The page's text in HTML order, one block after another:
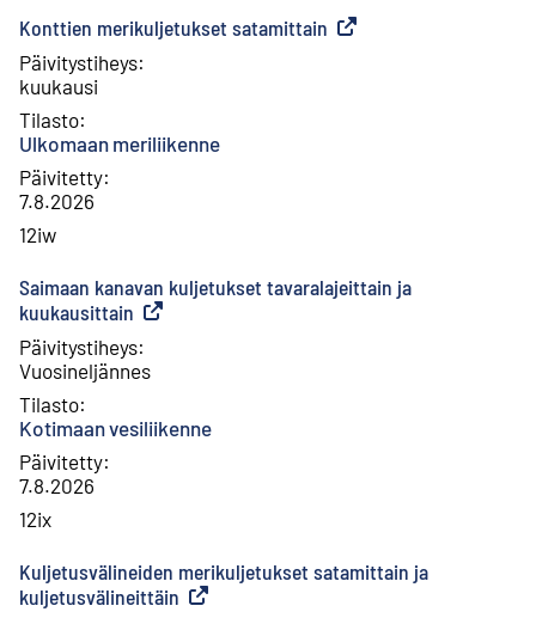
Konttien merikuljetukset satamittain Ulkoinen linkki
Päivitystiheys:
kuukausi
Tilasto:
Ulkomaan meriliikenne
Päivitetty:
7.8.2026
12iw
Saimaan kanavan kuljetukset tavaralajeittain ja
kuukausittain Ulkoinen linkki
Päivitystiheys:
Vuosineljännes
Tilasto:
Kotimaan vesiliikenne
Päivitetty:
7.8.2026
12ix
Kuljetusvälineiden merikuljetukset satamittain ja
kuljetusvälineittäin Ulkoinen linkki